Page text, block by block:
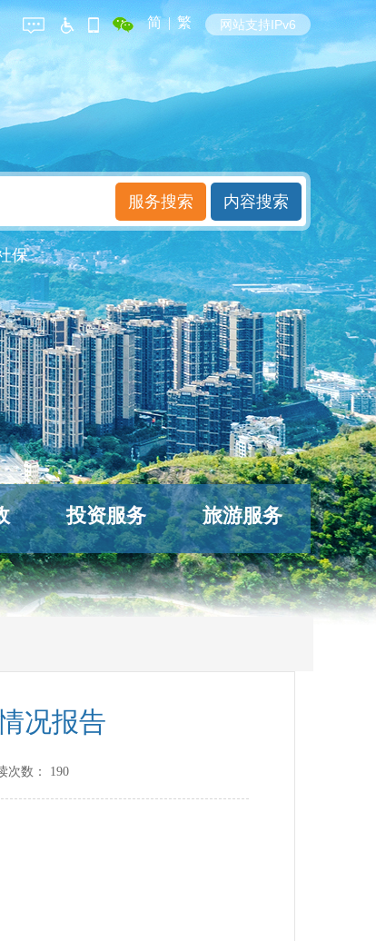
简 | 繁 网站支持IPv6
保
投资服务 旅游服务
况报告
数： 190